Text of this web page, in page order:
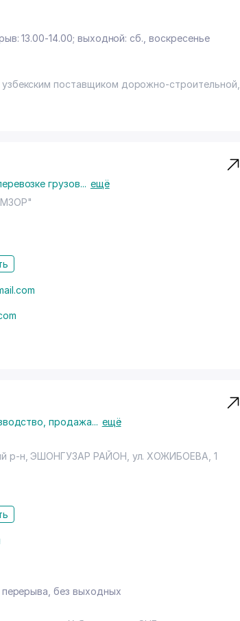
13.00-14.00; выходной: сб., воскресенье
узбекским поставщиком дорожно-строительной,
грузов... ещё
продажа... ещё
р-н,ЭШОНГУЗАР РАЙОН ул. ХОЖИБОЕВА , 1
без выходных